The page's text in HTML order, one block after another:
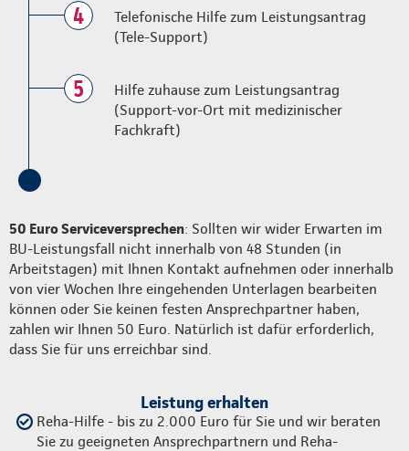
4
Telefonische Hilfe zum Leistungsantrag
(Tele-Support)
5
Hilfe zuhause zum Leistungsantrag
(Support-vor-Ort mit medizinischer
Fachkraft)
50 Euro Serviceversprechen: Sollten wir wider Erwarten im
BU-Leistungsfall nicht innerhalb von 48 Stunden (in
Arbeitstagen) mit Ihnen Kontakt aufnehmen oder innerhalb
von vier Wochen Ihre eingehenden Unterlagen bearbeiten
können oder Sie keinen festen Ansprechpartner haben,
zahlen wir Ihnen 50 Euro. Natürlich ist dafür erforderlich,
dass Sie für uns erreichbar sind.
Leistung erhalten
Reha-Hilfe - bis zu 2.000 Euro für Sie und wir beraten
Sie zu geeigneten Ansprechpartnern und Reha-